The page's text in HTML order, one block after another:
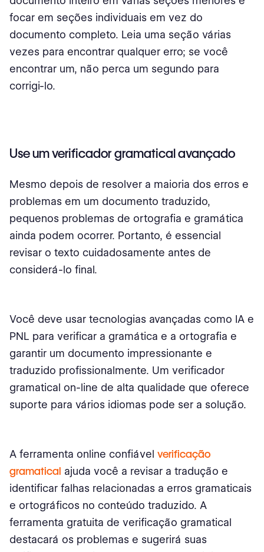
focar em seções individuais em vez do
documento completo. Leia uma seção várias
vezes para encontrar qualquer erro; se você
encontrar um, não perca um segundo para
corrigi-lo.
Use um verificador gramatical avançado
Mesmo depois de resolver a maioria dos erros e
problemas em um documento traduzido,
pequenos problemas de ortografia e gramática
ainda podem ocorrer. Portanto, é essencial
revisar o texto cuidadosamente antes de
considerá-lo final.
Você deve usar tecnologias avançadas como IA e
PNL para verificar a gramática e a ortografia e
garantir um documento impressionante e
traduzido profissionalmente. Um verificador
gramatical on-line de alta qualidade que oferece
suporte para vários idiomas pode ser a solução.
A ferramenta online confiável verificação
gramatical ajuda você a revisar a tradução e
identificar falhas relacionadas a erros gramaticais
e ortográficos no conteúdo traduzido. A
ferramenta gratuita de verificação gramatical
destacará os problemas e sugerirá suas